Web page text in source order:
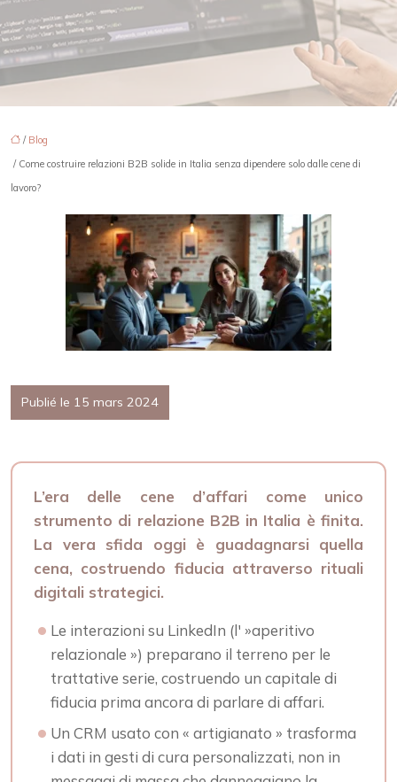
/ Blog
/ Come costruire relazioni B2B solide in Italia senza dipendere solo dalle cene di
lavoro?
Publié le 15 mars 2024
L’era delle cene d’affari come unico
strumento di relazione B2B in Italia è finita.
La vera sfida oggi è guadagnarsi quella
cena, costruendo fiducia attraverso rituali
digitali strategici.
Le interazioni su LinkedIn (l' »aperitivo
relazionale ») preparano il terreno per le
trattative serie, costruendo un capitale di
fiducia prima ancora di parlare di affari.
Un CRM usato con « artigianato » trasforma
i dati in gesti di cura personalizzati, non in